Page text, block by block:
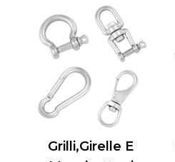
Grilli,Girelle E